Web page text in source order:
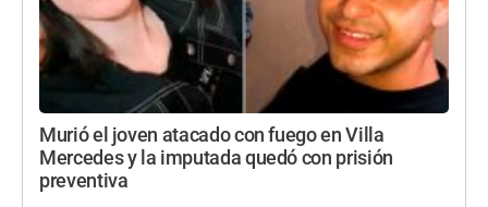
Murió el joven atacado con fuego en Villa
Mercedes y la imputada quedó con prisión
preventiva